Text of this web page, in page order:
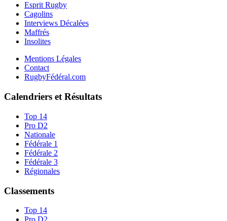
Esprit Rugby
Cagolins
Interviews Décalées
Maffrés
Insolites
Mentions Légales
Contact
RugbyFédéral.com
Calendriers et Résultats
Top 14
Pro D2
Nationale
Fédérale 1
Fédérale 2
Fédérale 3
Régionales
Classements
Top 14